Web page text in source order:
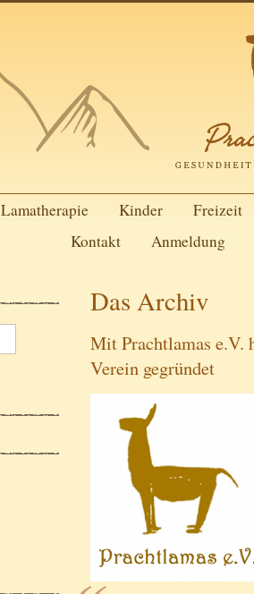
Lamatherapie Kinder
Freizeit
Kontakt
Anmeldung
Das Archiv
Mit Prachtlamas e.V.
Verein gegründet